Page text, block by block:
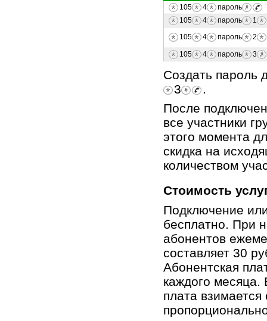
105 4
пароль
105
4 пароль
1
105
4 пароль 2
105 4 пароль 3
Создать пароль
3
.
После
все участники
этого момента
скидка на
количеством
Стоимость
Подключение
бесплатно. При
абонентов
составляет 30
Абонентская
каждого месяца.
плата